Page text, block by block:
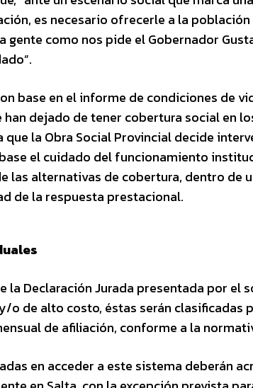
es necesario ofrecerle a la
como nos pide el Gobernador
base en el informe de condiciones de
han dejado de tener cobertura social en
la Obra Social Provincial decide
el cuidado del funcionamiento
las alternativas de cobertura, dentro de
de la respuesta prestacional.
la Declaración Jurada presentada por el
de alto costo, éstas serán clasificadas
de afiliación, conforme a la
en acceder a este sistema deberán